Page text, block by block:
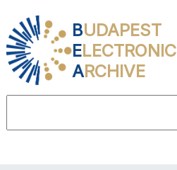
BUDAPEST
ELECTRONIC
ARCHIVE